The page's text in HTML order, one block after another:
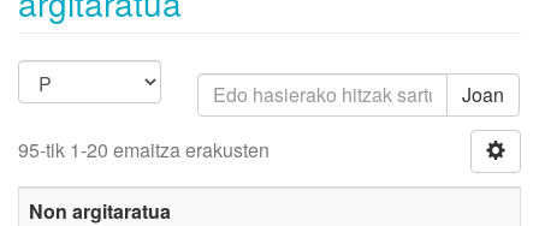
Joan
95-tik 1-20 emaitza erakusten
Non argitaratua